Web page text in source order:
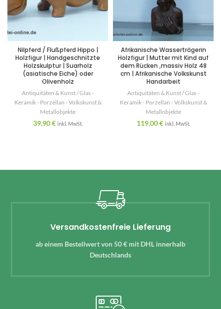
Nilpferd / Flußpferd Hippo |
Holzfigur | Handgeschnitzte
Holzskulptur | Suarholz
(asiatische Eiche) oder
Olivenholz
Antiquitäten & Kunst / Glas -
Keramik - Porzellan - Volkskunst &
Metallobjekte
39,90€ inkl. MwSt.
Afrikanische Wasserträgerin
Holzfigur | Mutter mit Kind auf
dem Rücken ,massiv Holz 48
cm | Afrikanische Volkskunst
Handarbeit
Antiquitäten & Kunst / Glas -
Keramik - Porzellan - Volkskunst &
Metallobjekte
119,00€ inkl. MwSt.
Versandkostenfreie Lieferung
ab einem Bestellwert von 50 € mit DHL innerhalb
Deutschlands